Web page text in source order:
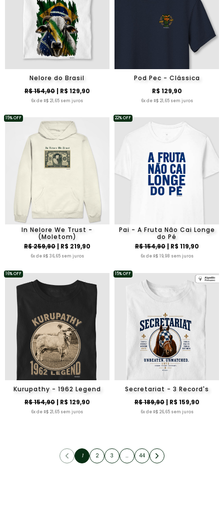
Nelore do Brasil
R$ 154,90| R$ 129,90
6x de R$ 21,65 sem juros
Pod Pec - Clássica
R$ 129,90
6x de R$ 21,65 sem juros
In Nelore We Trust -
(Moletom)
R$ 259,90| R$ 219,90
6x de R$ 36,65 sem juros
15% OFF
Pai - A Fruta Não Cai Longe
do Pé
R$ 154,90| R$ 119,90
6x de R$ 19,98 sem juros
22% OFF
Kurupathy - 1962 Legend
R$ 154,90| R$ 129,90
6x de R$ 21,65 sem juros
16% OFF
Secretariat - 3 Record's
R$ 189,90| R$ 159,90
6x de R$ 26,65 sem juros
15% OFF
1 2 3 … 44